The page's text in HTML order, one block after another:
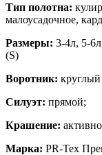
Тип полотна:
малоусадочное,
Размеры: 3-4л, 5-
(S)
Воротник:
Силуэт: прямой;
Крашение:
Марка: PR-Tex